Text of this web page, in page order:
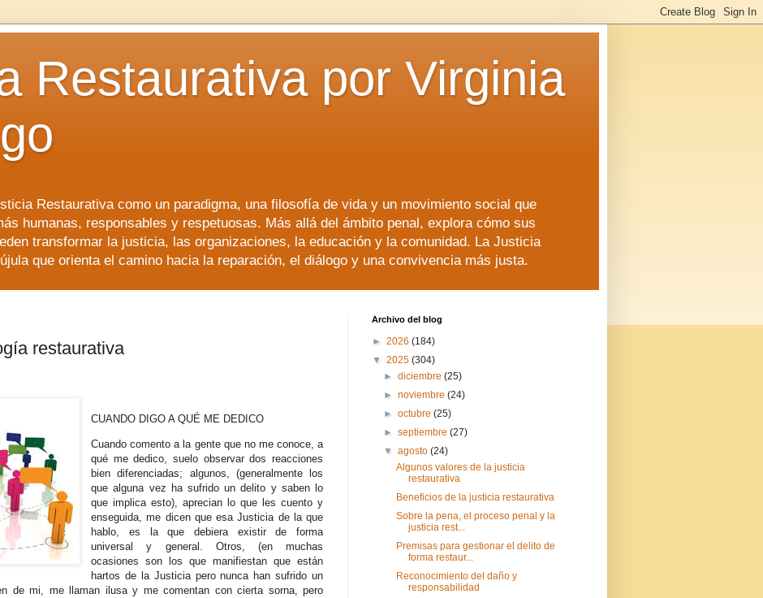
Restaurativa por Virginia
Restaurativa como un paradigma, una filosofía de vida y un movimiento social que
humanas, responsables y respetuosas. Más allá del ámbito penal, explora cómo sus
transformar la justicia, las organizaciones, la educación y la comunidad. La Justicia
que orienta el camino hacia la reparación, el diálogo y una convivencia más justa.
restaurativa
CUANDO DIGO A QUÉ ME DEDICO
Cuando comento a la gente que no me conoce, a
qué me dedico, suelo observar dos reacciones
bien diferenciadas; algunos, (generalmente los
que alguna vez ha sufrido un delito y saben lo
que implica esto), aprecian lo que les cuento y
enseguida, me dicen que esa Justicia de la que
hablo, es la que debiera existir de forma
universal y general. Otros, (en muchas
ocasiones son los que manifiestan que están
hartos de la Justicia pero nunca han sufrido un
de mi, me llaman ilusa y me comentan con cierta sorna, pero
Archivo del blog
► 2026 (184)
▼ 2025 (304)
►diciembre(25)
►noviembre(24)
►octubre(25)
►septiembre(27)
▼agosto(24)
Algunos valores de la justicia
restaurativa
Beneficios de la justicia restaurativa
Sobre la pena, el proceso penal y la
justicia rest...
Premisas para gestionar el delito de
forma restaur...
Reconocimiento del daño y
responsabilidad